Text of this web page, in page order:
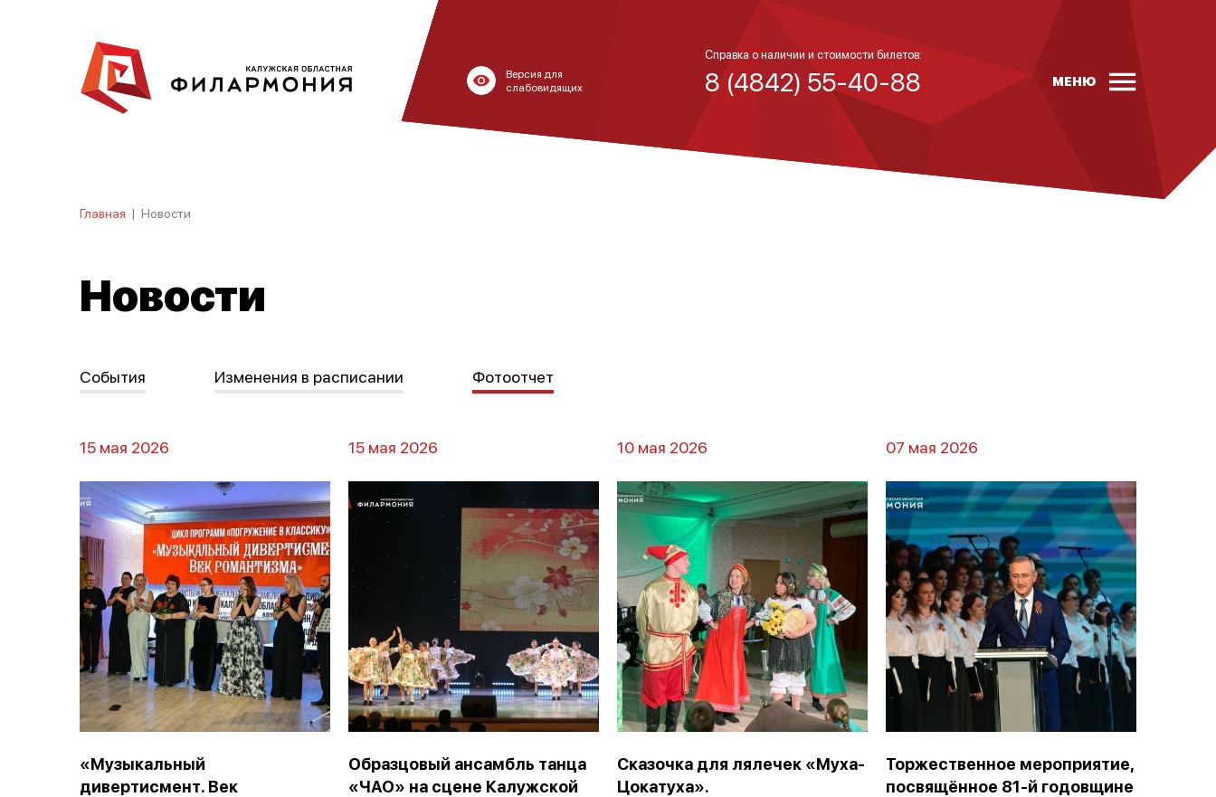
Версия для
слабовидящих
Справка о наличии и стоимости билетов:
8 (4842) 55-40-88 МЕНЮ
Главная | Новости
Новости
События Изменения в расписании Фотоотчет
15 мая 2026
«Музыкальный
дивертисмент. Век
15 мая 2026
Образцовый ансамбль танца
«ЧАО» на сцене Калужской
10 мая 2026
Сказочка для лялечек «Муха-
Цокатуха».
07 мая 2026
Торжественное мероприятие,
посвящённое 81-й годовщине